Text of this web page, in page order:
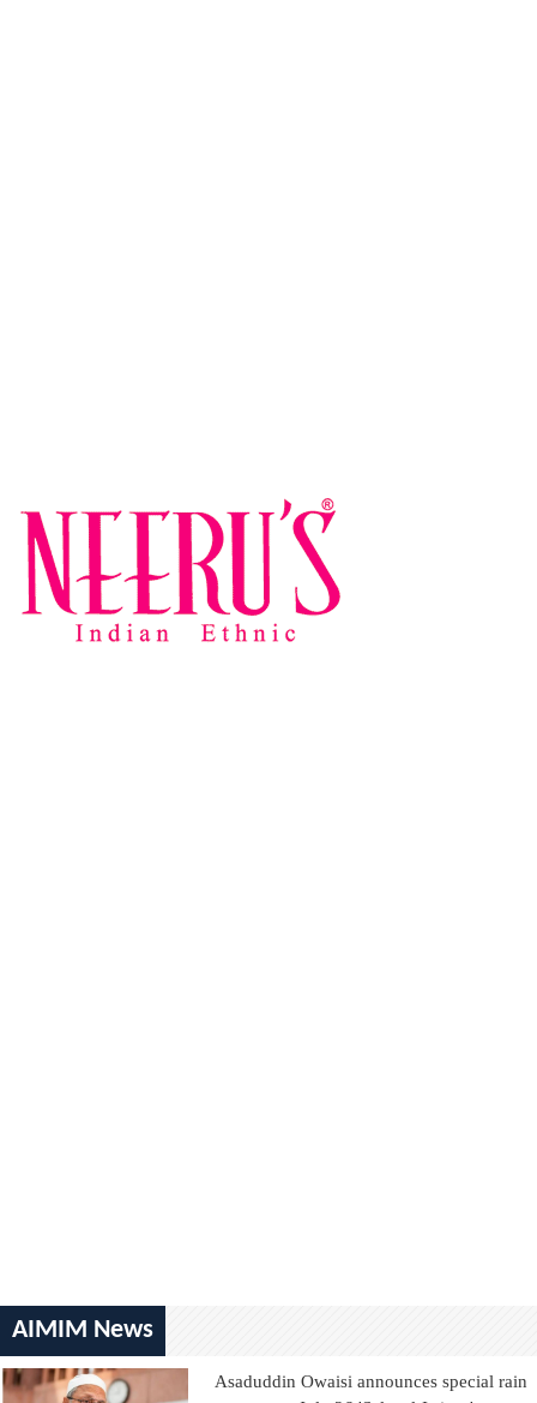
AIMIM News
Asaduddin Owaisi announces special rain